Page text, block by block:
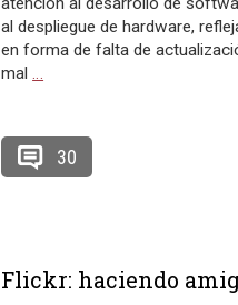
al despliegue de hardware,
en forma de falta de
mal…
30
Flickr: haciendo